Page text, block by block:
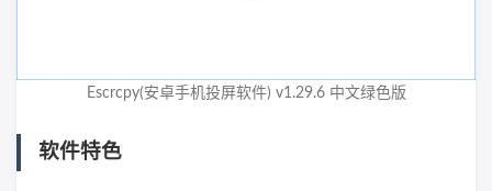
Escrcpy(安卓手机投屏软件) v1.29.6 中文绿色版
软件特色